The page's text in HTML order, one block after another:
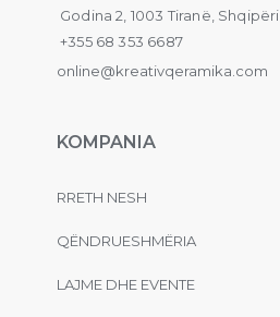
Godina 2, 1003 Tiranë, Shqipëri
+355 68 353 6687
online@kreativqeramika.com
KOMPANIA
RRETH NESH
QËNDRUESHMËRIA
LAJME DHE EVENTE